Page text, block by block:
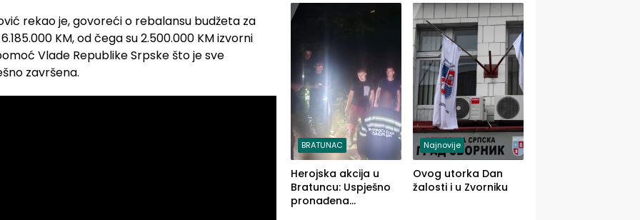
rekao je, govoreći o rebalansu budžeta za
KM, od čega su 2.500.000 KM izvorni
Vlade Republike Srpske što je sve
završena.
FBiH: Ustrajni da je
stečaj jedino rješenje
lakšim povredama
BRATUNAC
Herojska akcija u
Bratuncu: Uspješno
pronađena
Najnovije
Ovog utorka Dan
žalosti i u Zvorniku